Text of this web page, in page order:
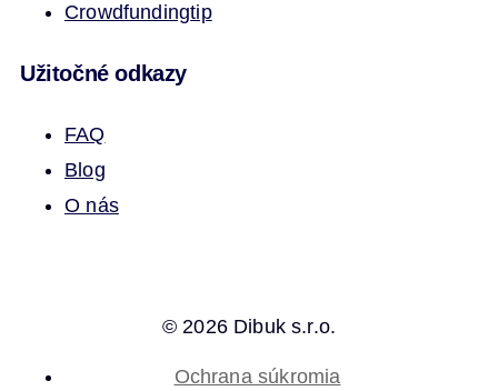
Crowdfundingtip
Užitočné odkazy
FAQ
Blog
O nás
© 2026 Dibuk s.r.o.
Ochrana súkromia